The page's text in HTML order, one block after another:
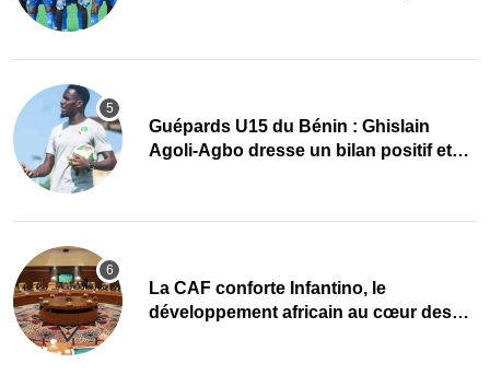
Guépards U15 du Bénin : Ghislain
Agoli-Agbo dresse un bilan positif et
La CAF conforte Infantino, le
développement africain au cœur des